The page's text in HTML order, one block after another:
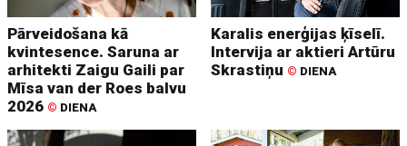
Pārveidošana kā
kvintesence. Saruna ar
arhitekti Zaigu Gaili par
Mīsa van der Roes balvu
2026 © DIENA
Karalis enerģijas ķīselī.
Intervija ar aktieri Artūru
Skrastiņu © DIENA